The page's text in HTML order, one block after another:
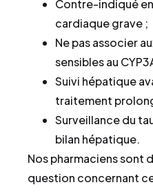
Contre-indiqué
cardiaque grave ;
Ne pas associer
sensibles au
Suivi hépatique
traitement
Surveillance du
bilan hépatique.
Nos pharmaciens sont
question concernant